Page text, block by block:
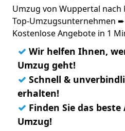
Umzug von Wuppertal nach
Top-Umzugsunternehmen
Kostenlose Angebote in 1
✓ Wir helfen Ihnen,
Umzug geht!
✓ Schnell &
erhalten!
✓ Finden Sie das
Umzug!